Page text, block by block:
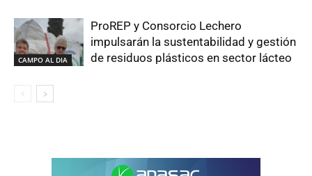
CAMPO AL DIA
ProREP y Consorcio Lechero
impulsarán la sustentabilidad y gestión
de residuos plásticos en sector lácteo